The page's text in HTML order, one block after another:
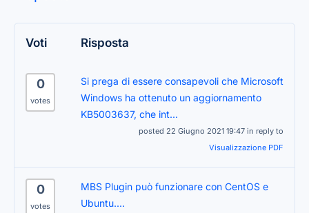
Voti Risposta
0
votes
Si prega di essere consapevoli che Microsoft
Windows ha ottenuto un aggiornamento
KB5003637, che int...
posted 22 Giugno 2021 19:47 in reply to
Visualizzazione PDF
0
votes
MBS Plugin può funzionare con CentOS e
Ubuntu....